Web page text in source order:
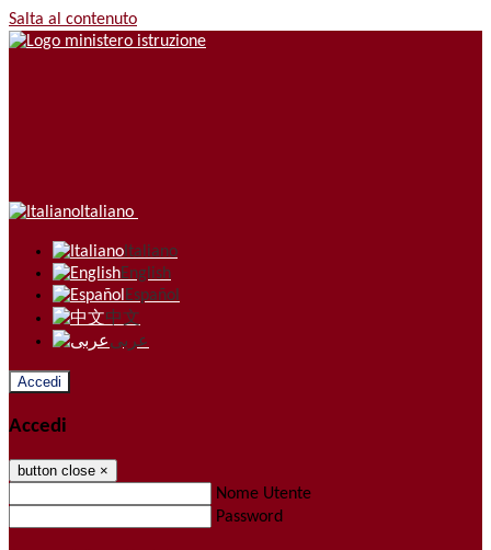
Salta al contenuto
Italiano
Italiano
English
Español
中文
عربى
Accedi
Accedi
button close ×
Nome Utente
Password